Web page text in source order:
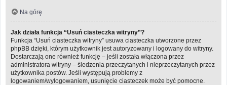
Na górę
Jak działa funkcja “Usuń ciasteczka witryny”?
Funkcja “Usuń ciasteczka witryny” usuwa ciasteczka utworzone przez
phpBB dzięki, którym użytkownik jest autoryzowany i logowany do witryny.
Dostarczają one również funkcję – jeśli została włączona przez
administratora witryny – śledzenia przeczytanych i nieprzeczytanych przez
użytkownika postów. Jeśli występują problemy z
logowaniem/wylogowaniem, usunięcie ciasteczek może być pomocne.